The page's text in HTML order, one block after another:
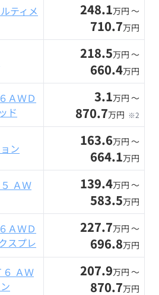
ティメ
248.1万円 〜
710.7万円
218.5万円 〜
660.4万円
ＡＷＤ
ド
3.1万円 〜
870.7万円 ※2
ン 163.6万円 〜
664.1万円
ＡＷ
139.4万円 〜
583.5万円
ＡＷＤ
スプレ
227.7万円 〜
696.8万円
６ ＡＷ
207.9万円 〜
870.7万円